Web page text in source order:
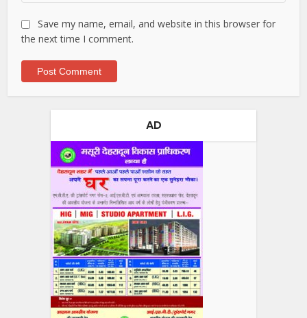
Save my name, email, and website in this browser for
the next time I comment.
AD